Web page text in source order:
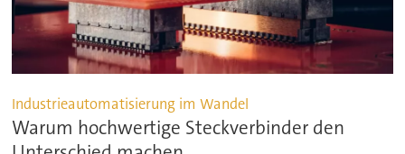
Industrieautomatisierung im Wandel
Warum hochwertige Steckverbinder den